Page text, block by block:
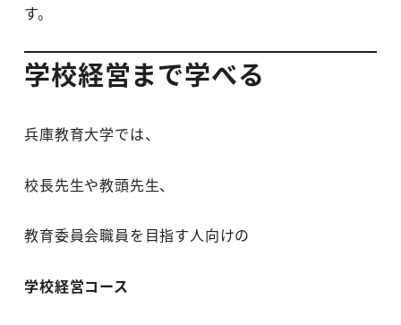
す。
学校経営まで学べる
兵庫教育大学では、
校長先生や教頭先生、
教育委員会職員を目指す人向けの
学校経営コース